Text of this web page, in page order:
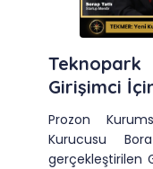
Girişimci
Prozon
Kurucusu
gerçekleştirilen